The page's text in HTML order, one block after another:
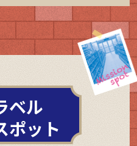
ベル
ポット